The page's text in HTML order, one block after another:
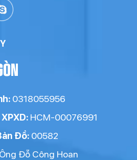
0318055956
HCM-00076991
Đồ: 00582
Ông Đỗ Công Hoan